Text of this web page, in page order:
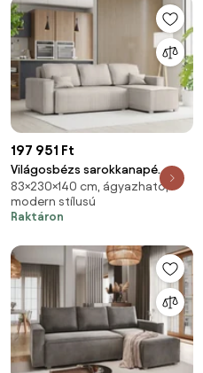
197 951 Ft
Világosbézs sarokkanapé
SMART COSARO, kétoldalas + 2
párna AJÁNDÉK
83×230×140 cm, ágyazható,
modern stílusú
Raktáron